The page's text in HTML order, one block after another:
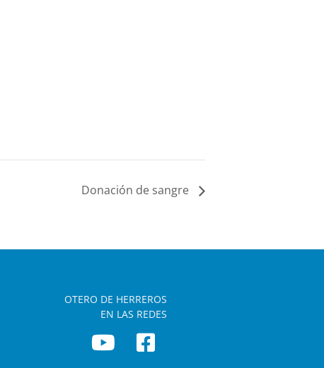
Donación de sangre
OTERO DE HERREROS
EN LAS REDES